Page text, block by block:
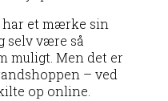
har et mærke sin
selv være så
muligt. Men det er
– ved
op online.